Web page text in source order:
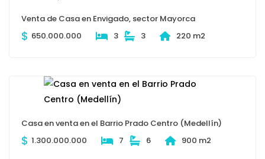
Venta de Casa en Envigado, sector Mayorca
$ 650.000.000 3 3 220 m2
Casa en venta en el Barrio Prado Centro (Medellín)
$ 1.300.000.000 7 6 900 m2